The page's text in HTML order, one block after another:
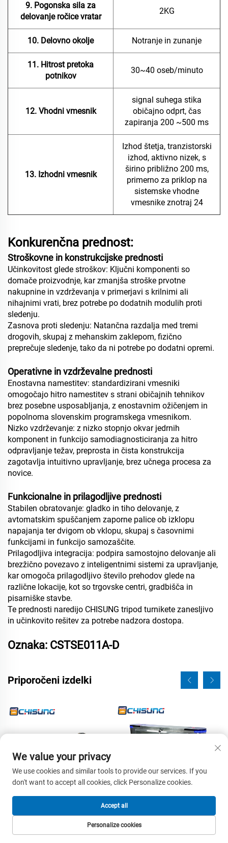
9. Pogonska sila za
delovanje ročice vratar
2KG
10. Delovno okolje Notranje in zunanje
11. Hitrost pretoka
potnikov
30~40 oseb/minuto
12. Vhodni vmesnik
signal suhega stika
običajno odprt, čas
zapiranja 200 ~500 ms
13. Izhodni vmesnik
Izhod štetja, tranzistorski
izhod, aktivno nizek, s
širino približno 200 ms,
primerno za priklop na
sistemske vhodne
vmesnike znotraj 24
Konkurenčna prednost:
Stroškovne in konstrukcijske prednosti
Učinkovitost glede stroškov: Ključni komponenti so
domače proizvodnje, kar zmanjša stroške prvotne
nakupnine in vzdrževanja v primerjavi s krilnimi ali
nihajnimi vrati, brez potrebe po dodatnih modulih proti
sledenju.
Zasnova proti sledenju: Natančna razdalja med tremi
drogovih, skupaj z mehanskim zaklepom, fizično
preprečuje sledenje, tako da ni potrebe po dodatni opremi.
Operativne in vzdrževalne prednosti
Enostavna namestitev: standardizirani vmesniki
omogočajo hitro namestitev s strani običajnih tehnikov
brez posebne usposabljanja, z enostavnim ožičenjem in
popolnoma slovenskim programskega vmesnikom.
Nizko vzdrževanje: z nizko stopnjo okvar jedrnih
komponent in funkcijo samodiagnosticiranja za hitro
odpravljanje težav, preprosta in čista konstrukcija
zagotavlja intuitivno upravljanje, brez učnega procesa za
novice.
Funkcionalne in prilagodljive prednosti
Stabilen obratovanje: gladko in tiho delovanje, z
avtomatskim spuščanjem zaporne palice ob izklopu
napajanja ter dvigom ob vklopu, skupaj s časovnimi
funkcijami in funkcijo samozaščite.
Prilagodljiva integracija: podpira samostojno delovanje ali
brezžično povezavo z inteligentnimi sistemi za upravljanje,
kar omogoča prilagodljivo število prehodov glede na
različne lokacije, kot so trgovske centri, gradbišča in
pisarniške stavbe.
Te prednosti naredijo CHISUNG tripod turnikete zanesljivo
in učinkovito rešitev za potrebe nadzora dostopa.
Oznaka: CSTSE011A-D
Priporočeni izdelki
CSBZ215D Hitrostna krilna
vrata za visoko razredne
CSTSE011A Polavtomatski
tripod turniket 1200 mm D *
We value your privacy
We use cookies and similar tools to provide our services. If you
don't want to accept all cookies, click Personalize cookies.
Personalize cookies
Accept all